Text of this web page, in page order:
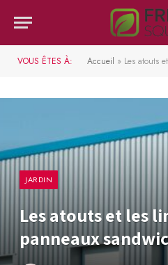
VOUS ÊTES À: Accueil » Les atouts
JARDIN
Les atouts et les
panneaux